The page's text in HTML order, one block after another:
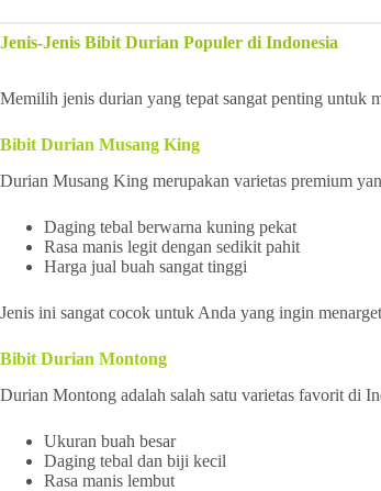
Jenis-Jenis Bibit Durian Populer di Indonesia
Memilih jenis durian yang tepat sangat penting untuk
Bibit Durian Musang King
Durian Musang King merupakan varietas premium
Daging tebal berwarna kuning pekat
Rasa manis legit dengan sedikit pahit
Harga jual buah sangat tinggi
Jenis ini sangat cocok untuk Anda yang ingin
Bibit Durian Montong
Durian Montong adalah salah satu varietas favorit di
Ukuran buah besar
Daging tebal dan biji kecil
Rasa manis lembut